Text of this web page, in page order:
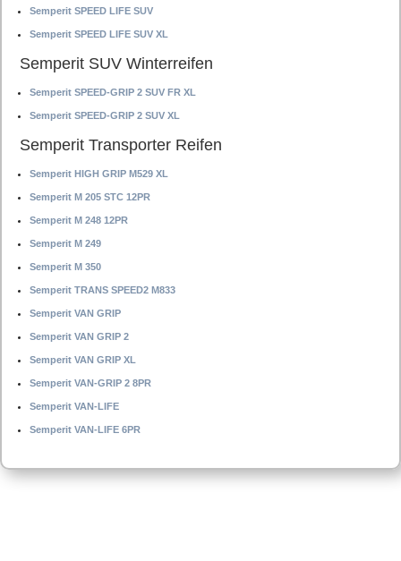
Semperit SPEED LIFE SUV
Semperit SPEED LIFE SUV XL
Semperit SUV Winterreifen
Semperit SPEED-GRIP 2 SUV FR XL
Semperit SPEED-GRIP 2 SUV XL
Semperit Transporter Reifen
Semperit HIGH GRIP M529 XL
Semperit M 205 STC 12PR
Semperit M 248 12PR
Semperit M 249
Semperit M 350
Semperit TRANS SPEED2 M833
Semperit VAN GRIP
Semperit VAN GRIP 2
Semperit VAN GRIP XL
Semperit VAN-GRIP 2 8PR
Semperit VAN-LIFE
Semperit VAN-LIFE 6PR